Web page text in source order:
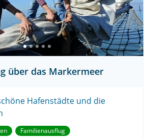
über das Markermeer
Hafenstädte und die
Familienausflug